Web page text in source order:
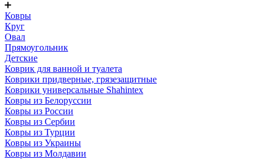
Ковры
Круг
Овал
Прямоугольник
Детские
Коврик для ванной и туалета
Коврики придверные, грязезащитные
Коврики универсальные Shahintex
Ковры из Белоруссии
Ковры из России
Ковры из Сербии
Ковры из Турции
Ковры из Украины
Ковры из Молдавии